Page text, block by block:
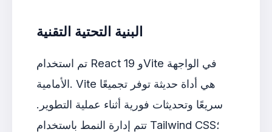
البنية التحتية التقنية
تم استخدام React 19 وVite في الواجهة
الأمامية. Vite هي أداة حديثة توفر تجميعًا
سريعًا وتحديثات فورية أثناء عملية التطوير.
تتم إدارة النمط باستخدام Tailwind CSS؛